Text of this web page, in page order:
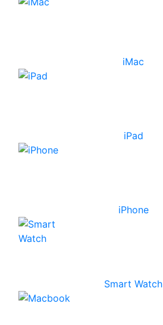
iMac
iPad
iPhone
Smart Watch